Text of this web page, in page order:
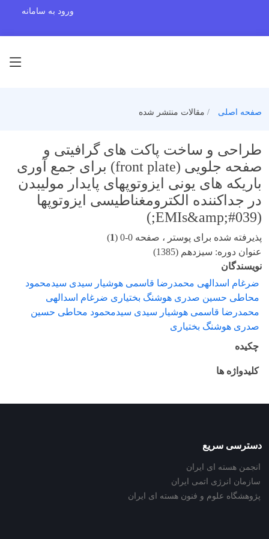
ورود به سامانه
صفحه اصلی مقالات منتشر شده
طراحی و ساخت پاکت های گرافیتی و
صفحه جلویی (front plate) برای جمع آوری
باریکه های یونی ایزوتوپهای پایدار مولیبدن
در جداکننده الکترومغناطیسی ایزوتوپها
(EMIs&amp;#039;)
پذیرفته شده برای پوستر ، صفحه 0-0 ( 1
)
عنوان دوره: سیزدهم (1385)
نویسندگان
ضرغام اسدالهی محمدرضا قاسمی هوشیار سیدی سیدمحمود
محاطی حسین صدری هوشنگ بختیاری ضرغام اسدالهی
محمدرضا قاسمی هوشیار سیدی سیدمحمود محاطی حسین
صدری هوشنگ بختیاری
چکیده
کلیدواژه ها
دسترسی سریع
انجمن هسته ای ایران
سازمان انرژی اتمی ایران
پژوهشگاه علوم و فنون هسته ای ایران